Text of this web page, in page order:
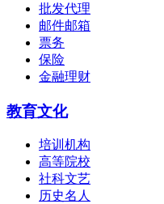
批发代理
邮件邮箱
票务
保险
金融理财
教育文化
培训机构
高等院校
社科文艺
历史名人